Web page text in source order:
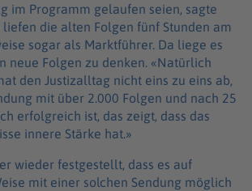
im Programm gelaufen seien, sagte
liefen die alten Folgen fünf Stunden am
sogar als Marktführer. Da liege es
neue Folgen zu denken. «Natürlich
den Justizalltag nicht eins zu eins ab,
mit über 2.000 Folgen und nach 25
erfolgreich ist, das zeigt, dass das
innere Stärke hat.»
wieder festgestellt, dass es auf
mit einer solchen Sendung möglich